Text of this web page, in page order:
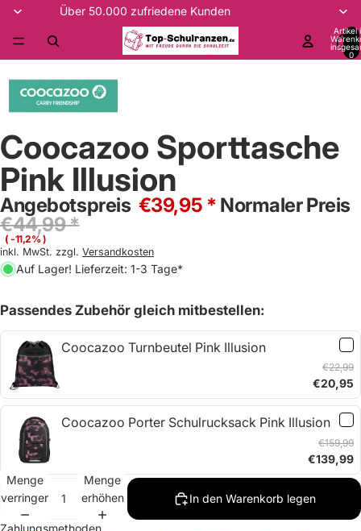
Über 50.000 zufriedene Kunden
Artikel
0
Coocazoo Sporttasche
Pink Illusion
Angebotspreis €39,95 * Normaler Preis
€44,99 *
( -11,2% )
inkl. MwSt. zzgl. Versandkosten
Auf Lager! Lieferzeit: 1-3 Tage*
Passendes Zubehör gleich mitbestellen:
Coocazoo Turnbeutel Pink Illusion
€22,99
€20,95
Coocazoo Porter Schulrucksack Pink Illusion
€159,99
€139,99
Menge
verringern
Menge
erhöhen
In den Warenkorb legen
Zahlungsmethoden